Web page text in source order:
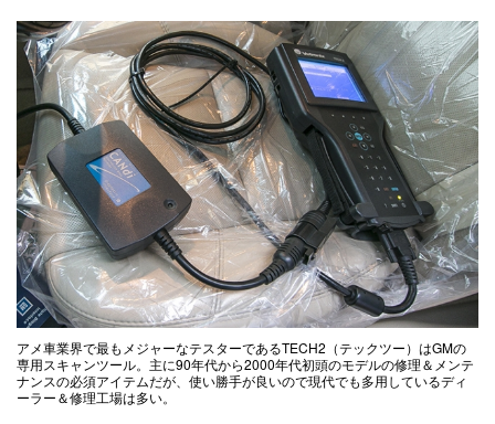
アメ車業界で最もメジャーなテスターであるTECH2（テックツー）はGMの
専用スキャンツール。主に90年代から2000年代初頭のモデルの修理＆メンテ
ナンスの必須アイテムだが、使い勝手が良いので現代でも多用しているディ
ーラー＆修理工場は多い。